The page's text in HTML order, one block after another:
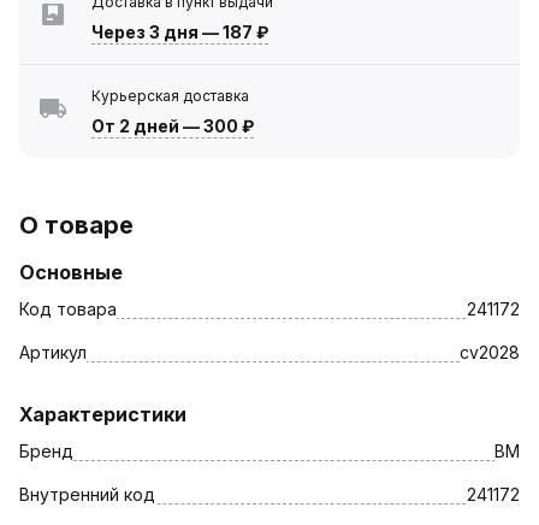
Через 3 дня —187 ₽
Курьерская доставка
От 2 дней —300 ₽
О товаре
Основные
Код товара 241172
Артикул cv2028
Характеристики
Бренд BM
Внутренний код 241172